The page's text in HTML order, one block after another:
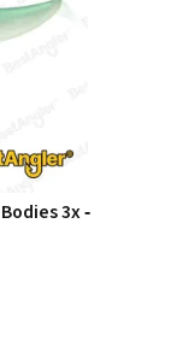
3x ‑